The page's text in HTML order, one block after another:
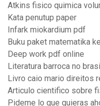
Atkins fisico quimica
Kata penutup paper
Infark miokardium pdf
Buku paket matematika
Deep work pdf online
Literatura barroca no
Livro caio mario direitos
Articulo cientifico sobre
Pideme lo que quieras